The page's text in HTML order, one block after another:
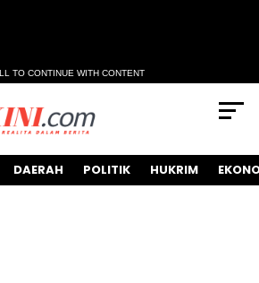
TO CONTINUE WITH CONTENT
DAERAH POLITIK HUKRIM